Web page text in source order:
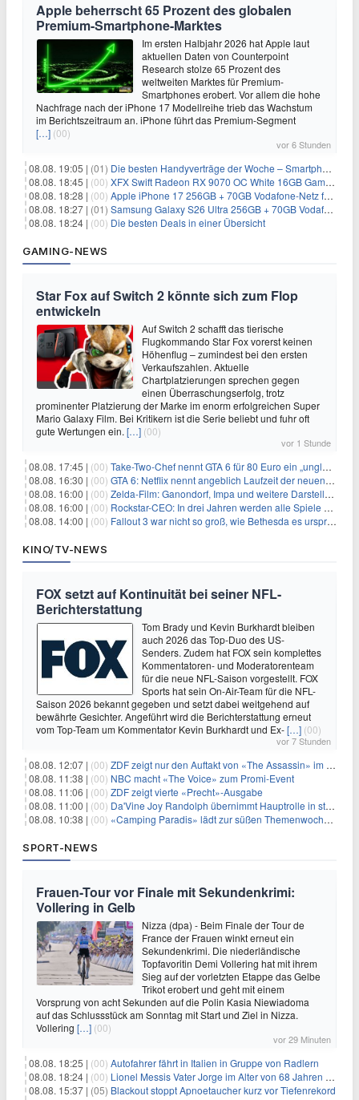
Apple beherrscht 65 Prozent des globalen
Premium-Smartphone-Marktes
Im ersten Halbjahr 2026 hat Apple laut
aktuellen Daten von Counterpoint
Research stolze 65 Prozent des
weltweiten Marktes für Premium-
Smartphones erobert. Vor allem die hohe
Nachfrage nach der iPhone 17 Modellreihe trieb das Wachstum
im Berichtszeitraum an. iPhone führt das Premium-Segment
[…] (00)
vor 6 Stunden
08.08. 19:05 | (01) Die besten Handyverträge der Woche – Smartphone-Tarife & SIM-Only im Überblick
08.08. 18:45 | (00) XFX Swift Radeon RX 9070 OC White 16GB Gaming-Grafikkarte für 579€
08.08. 18:28 | (00) Apple iPhone 17 256GB + 70GB Vodafone-Netz für 34,99€/Monat (effektiv 6,41€/Monat)
08.08. 18:27 | (01) Samsung Galaxy S26 Ultra 256GB + 70GB Vodafone-Netz für 34,99€/Monat (effektiv 4,74€/Monat)
08.08. 18:24 | (00) Die besten Deals in einer Übersicht
GAMING-NEWS
Star Fox auf Switch 2 könnte sich zum Flop
entwickeln
Auf Switch 2 schafft das tierische
Flugkommando Star Fox vorerst keinen
Höhenflug – zumindest bei den ersten
Verkaufszahlen. Aktuelle
Chartplatzierungen sprechen gegen
einen Überraschungserfolg, trotz
prominenter Platzierung der Marke im enorm erfolgreichen Super
Mario Galaxy Film. Bei Kritikern ist die Serie beliebt und fuhr oft
gute Wertungen ein. […] (00)
vor 1 Stunde
08.08. 17:45 | (00) Take-Two-Chef nennt GTA 6 für 80 Euro ein „unglaubliches Schnäppchen“
08.08. 16:30 | (00) GTA 6: Netflix nennt angeblich Laufzeit der neuen Gameplay-Präsentation
08.08. 16:00 | (00) Zelda-Film: Ganondorf, Impa und weitere Darsteller sollen feststehen
08.08. 16:00 | (00) Rockstar-CEO: In drei Jahren werden alle Spiele gestreamt
08.08. 14:00 | (00) Fallout 3 war nicht so groß, wie Bethesda es ursprünglich wollte
KINO/TV-NEWS
FOX setzt auf Kontinuität bei seiner NFL-
Berichterstattung
Tom Brady und Kevin Burkhardt bleiben
auch 2026 das Top-Duo des US-
Senders. Zudem hat FOX sein komplettes
Kommentatoren- und Moderatorenteam
für die neue NFL-Saison vorgestellt. FOX
Sports hat sein On-Air-Team für die NFL-
Saison 2026 bekannt gegeben und setzt dabei weitgehend auf
bewährte Gesichter. Angeführt wird die Berichterstattung erneut
vom Top-Team um Kommentator Kevin Burkhardt und Ex-[…] (00)
vor 7 Stunden
08.08. 12:07 | (00) ZDF zeigt nur den Auftakt von «The Assassin» im Fernsehen
08.08. 11:38 | (00) NBC macht «The Voice» zum Promi-Event
08.08. 11:06 | (00) ZDF zeigt vierte «Precht»-Ausgabe
08.08. 11:00 | (00) Da'Vine Joy Randolph übernimmt Hauptrolle in starbesetzter schwarzer Komödie
08.08. 10:38 | (00) «Camping Paradis» lädt zur süßen Themenwoche ein
SPORT-NEWS
Frauen-Tour vor Finale mit Sekundenkrimi:
Vollering in Gelb
Nizza (dpa) - Beim Finale der Tour de
France der Frauen winkt erneut ein
Sekundenkrimi. Die niederländische
Topfavoritin Demi Vollering hat mit ihrem
Sieg auf der vorletzten Etappe das Gelbe
Trikot erobert und geht mit einem
Vorsprung von acht Sekunden auf die Polin Kasia Niewiadoma
auf das Schlussstück am Sonntag mit Start und Ziel in Nizza.
Vollering […] (00)
vor 29 Minuten
08.08. 18:25 | (00) Autofahrer fährt in Italien in Gruppe von Radlern
08.08. 18:24 | (00) Lionel Messis Vater Jorge im Alter von 68 Jahren gestorben
08.08. 15:37 | (05) Blackout stoppt Apnoetaucher kurz vor Tiefenrekord